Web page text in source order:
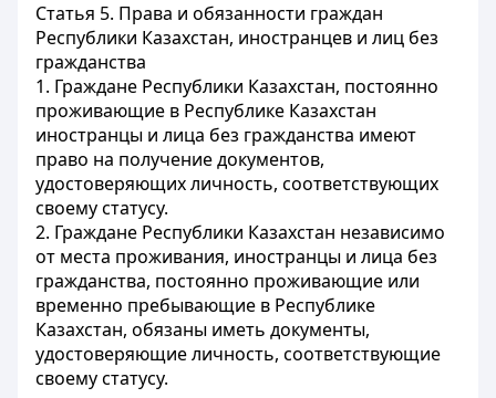
Статья 5. Права и обязанности граждан
Республики Казахстан, иностранцев и лиц без
гражданства
1. Граждане Республики Казахстан, постоянно
проживающие в Республике Казахстан
иностранцы и лица без гражданства имеют
право на получение документов,
удостоверяющих личность, соответствующих
своему статусу.
2. Граждане Республики Казахстан независимо
от места проживания, иностранцы и лица без
гражданства, постоянно проживающие или
временно пребывающие в Республике
Казахстан, обязаны иметь документы,
удостоверяющие личность, соответствующие
своему статусу.